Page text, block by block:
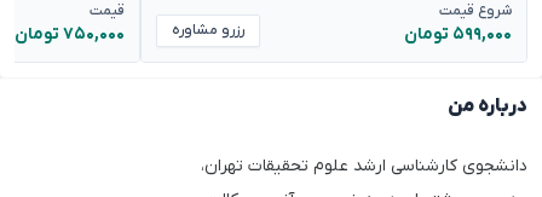
درباره من
دانشجوی کارشناسی ارشد علوم تحقیقات تهران،
شروع قیمت
۵۹۹,۰۰۰ تومان رزرو مشاوره
قیمت
۷۵۰,۰۰۰ تومان